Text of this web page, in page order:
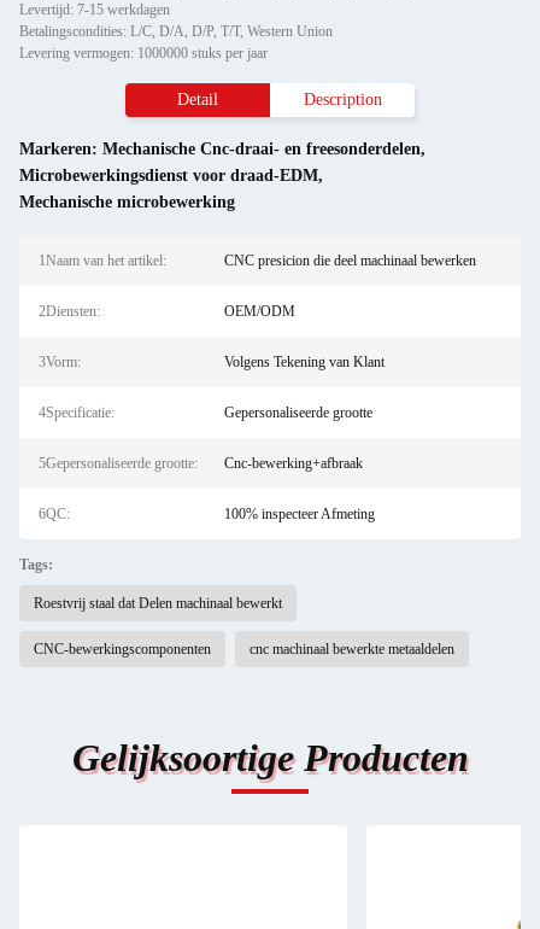
Levertijd: 7-15 werkdagen
Betalingscondities: L/C, D/A, D/P, T/T, Western Union
Levering vermogen: 1000000 stuks per jaar
Detail Description
Markeren: Mechanische Cnc-draai- en freesonderdelen,
Microbewerkingsdienst voor draad-EDM,
Mechanische microbewerking
1Naam van het artikel: CNC presicion die deel machinaal bewerken
2Diensten: OEM/ODM
3Vorm: Volgens Tekening van Klant
4Specificatie: Gepersonaliseerde grootte
5Gepersonaliseerde grootte: Cnc-bewerking+afbraak
6QC: 100% inspecteer Afmeting
Tags:
Roestvrij staal dat Delen machinaal bewerkt
CNC-bewerkingscomponenten cnc machinaal bewerkte metaaldelen
Gelijksoortige Producten